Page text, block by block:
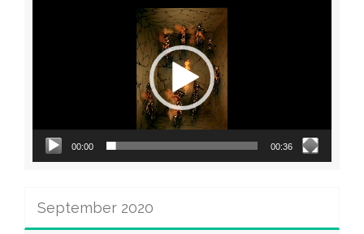
00:00 00:36
September 2020